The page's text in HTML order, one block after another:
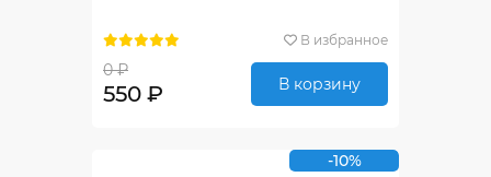
В избранное
0 ₽
550 ₽ В корзину
-10%